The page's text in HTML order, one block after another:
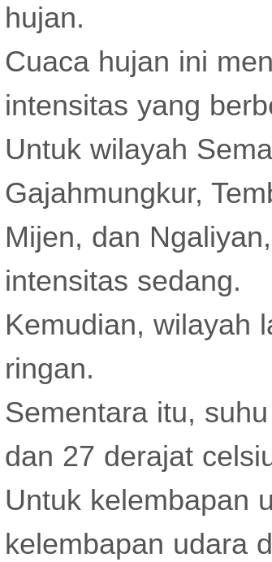
hujan.
Cuaca hujan ini
intensitas yang
Untuk wilayah
Gajahmungkur,
Mijen, dan
intensitas sedang.
Kemudian, wilayah
ringan.
Sementara itu,
dan 27 derajat
Untuk kelembapan
kelembapan udara